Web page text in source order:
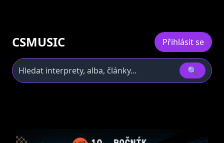
CSMUSIC Přihlásit se
🔍